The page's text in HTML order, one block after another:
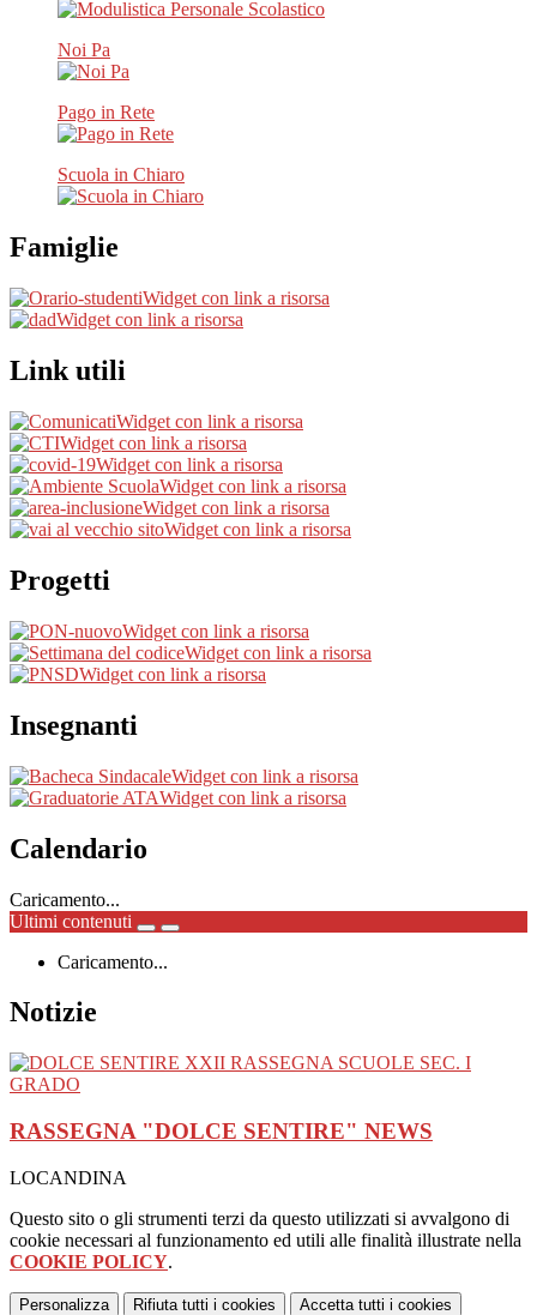
Noi Pa
Pago in Rete
Scuola in Chiaro
Famiglie
Widget con link a risorsa
Widget con link a risorsa
Link utili
Widget con link a risorsa
Widget con link a risorsa
Widget con link a risorsa
Widget con link a risorsa
Widget con link a risorsa
Widget con link a risorsa
Progetti
Widget con link a risorsa
Widget con link a risorsa
Widget con link a risorsa
Insegnanti
Widget con link a risorsa
Widget con link a risorsa
Calendario
Caricamento...
Ultimi contenuti
Caricamento...
Notizie
RASSEGNA "DOLCE SENTIRE" NEWS
LOCANDINA
Questo sito o gli strumenti terzi da questo utilizzati si avvalgono di
cookie necessari al funzionamento ed utili alle finalità illustrate nella
COOKIE POLICY.
Personalizza Rifiuta tutti i cookies Accetta tutti i cookies